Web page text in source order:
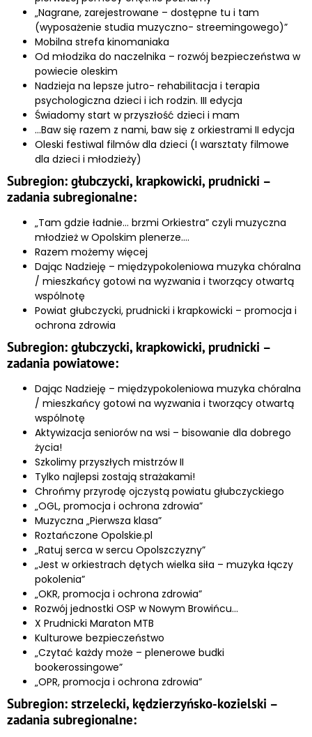
„Nagrane, zarejestrowane – dostępne tu i tam
(wyposażenie studia muzyczno- streemingowego)”
Mobilna strefa kinomaniaka
Od młodzika do naczelnika – rozwój bezpieczeństwa w
powiecie oleskim
Nadzieja na lepsze jutro- rehabilitacja i terapia
psychologiczna dzieci i ich rodzin. III edycja
Świadomy start w przyszłość dzieci i mam
…Baw się razem z nami, baw się z orkiestrami II edycja
Oleski festiwal filmów dla dzieci (I warsztaty filmowe
dla dzieci i młodzieży)
Subregion: głubczycki, krapkowicki, prudnicki –
zadania subregionalne:
„Tam gdzie ładnie… brzmi Orkiestra” czyli muzyczna
młodzież w Opolskim plenerze….
Razem możemy więcej
Dając Nadzieję – międzypokoleniowa muzyka chóralna
/ mieszkańcy gotowi na wyzwania i tworzący otwartą
wspólnotę
Powiat głubczycki, prudnicki i krapkowicki – promocja i
ochrona zdrowia
Subregion: głubczycki, krapkowicki, prudnicki –
zadania powiatowe:
Dając Nadzieję – międzypokoleniowa muzyka chóralna
/ mieszkańcy gotowi na wyzwania i tworzący otwartą
wspólnotę
Aktywizacja seniorów na wsi – bisowanie dla dobrego
życia!
Szkolimy przyszłych mistrzów II
Tylko najlepsi zostają strażakami!
Chrońmy przyrodę ojczystą powiatu głubczyckiego
„OGL, promocja i ochrona zdrowia”
Muzyczna „Pierwsza klasa”
Roztańczone Opolskie.pl
„Ratuj serca w sercu Opolszczyzny”
„Jest w orkiestrach dętych wielka siła – muzyka łączy
pokolenia”
„OKR, promocja i ochrona zdrowia”
Rozwój jednostki OSP w Nowym Browińcu…
X Prudnicki Maraton MTB
Kulturowe bezpieczeństwo
„Czytać każdy może – plenerowe budki
bookerossingowe”
„OPR, promocja i ochrona zdrowia”
Subregion: strzelecki, kędzierzyńsko-kozielski –
zadania subregionalne: